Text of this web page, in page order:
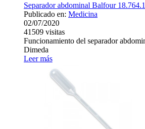
Separador abdominal Balfour
Publicado en: Medicina
02/07/2020
41509 visitas
Funcionamiento del separador
Dimeda
Leer más